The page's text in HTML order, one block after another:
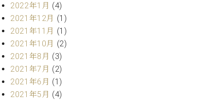
イ
ン
レ
ジ
デ
ン
ア
ッ
画
収
サ
ー
ビ
ス
音
2022年1月 (4)
2021年12月 (1)
2021年11月 (1)
2021年10月 (2)
2021年8月 (3)
2021年7月 (2)
2021年6月 (1)
2021年5月 (4)